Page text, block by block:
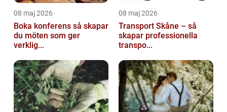
08 maj 2026
Boka konferens så skapar
du möten som ger
verklig...
08 maj 2026
Transport Skåne – så
skapar professionella
transpo...